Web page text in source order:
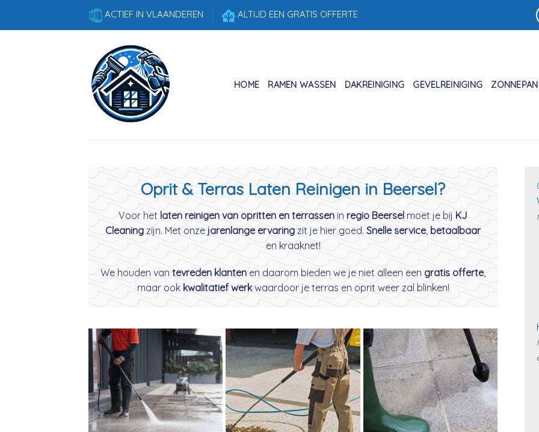
ACTIEF IN VLAANDEREN ALTIJD EEN GRATIS OFFERTE
HOME RAMEN WASSEN DAKREINIGING GEVELREINIGING
Oprit & Terras Laten Reinigen in Beersel?
Voor het laten reinigen van opritten en terrassen in regio Beersel moet je bij KJ
Cleaning zijn. Met onze jarenlange ervaring zit je hier goed. Snelle service, betaalbaar
en kraaknet!
We houden van tevreden klanten en daarom bieden we je niet alleen een gratis offerte,
maar ook kwalitatief werkwaardoor je terras en oprit weer zal blinken!